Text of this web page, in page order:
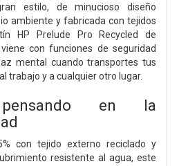
estilo, de minucioso diseño
ambiente y fabricada con tejidos
HP Prelude Pro Recycled de
con funciones de seguridad
mental cuando transportes tus
trabajo y a cualquier otro lugar.
pensando en la
con tejido externo reciclado y
resistente al agua, este